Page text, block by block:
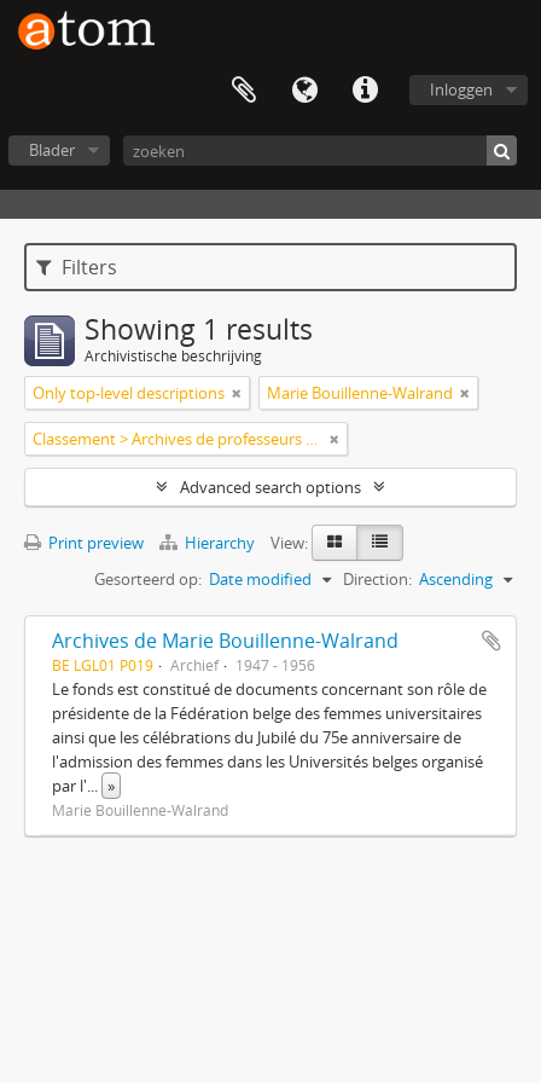
Inloggen
Blader
Filters
Showing 1 results
Archivistische beschrijving
Only top-level descriptions Marie Bouillenne-Walrand
Classement > Archives de professeurs et chercheurs
Advanced search options
Print preview Hierarchy
View:
Gesorteerd op: Date modified Direction: Ascending
Archives de Marie Bouillenne-Walrand
BE LGL01 P019 Archief 1947 - 1956
Le fonds est constitué de documents concernant son rôle de
présidente de la Fédération belge des femmes universitaires
ainsi que les célébrations du Jubilé du 75e anniversaire de
l'admission des femmes dans les Universités belges organisé
par l'... »
Marie Bouillenne-Walrand